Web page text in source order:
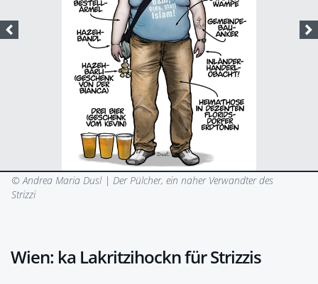
© Andrea Maria Dusl | Der Pülcher, ein naher Verwandter des
Strizzi
Wien: ka Lakritzihockn für Strizzis